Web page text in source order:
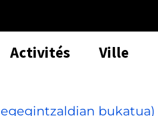
Activités Ville
bukatua)